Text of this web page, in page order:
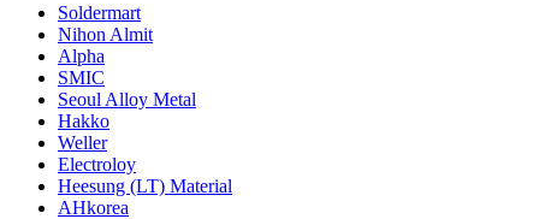
Soldermart
Nihon Almit
Alpha
SMIC
Seoul Alloy Metal
Hakko
Weller
Electroloy
Heesung (LT) Material
AHkorea